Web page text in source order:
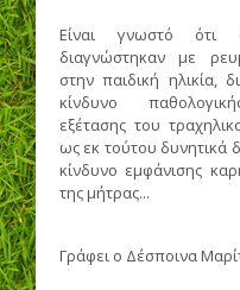
Είναι γνωστό ότι
διαγνώστηκαν με
στην παιδική ηλικία,
κίνδυνο
εξέτασης του
ως εκ τούτου δυνητικά
κίνδυνο εμφάνισης
της μήτρας...
Γράφει ο Δέσποινα